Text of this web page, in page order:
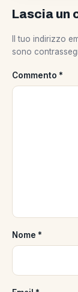
Lascia un
Il tuo indirizzo
sono
Commento *
Nome *